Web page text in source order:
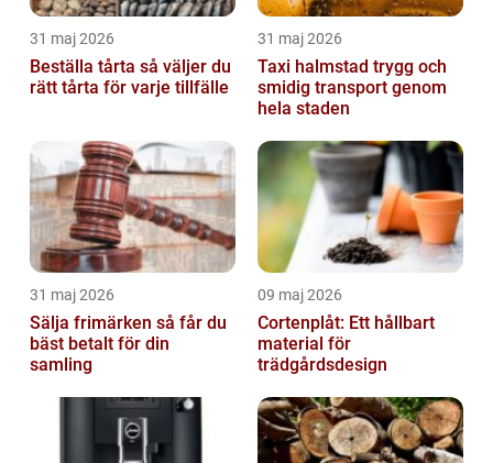
31 maj 2026
Beställa tårta så väljer du
rätt tårta för varje tillfälle
31 maj 2026
Taxi halmstad trygg och
smidig transport genom
hela staden
31 maj 2026
Sälja frimärken så får du
bäst betalt för din
samling
09 maj 2026
Cortenplåt: Ett hållbart
material för
trädgårdsdesign